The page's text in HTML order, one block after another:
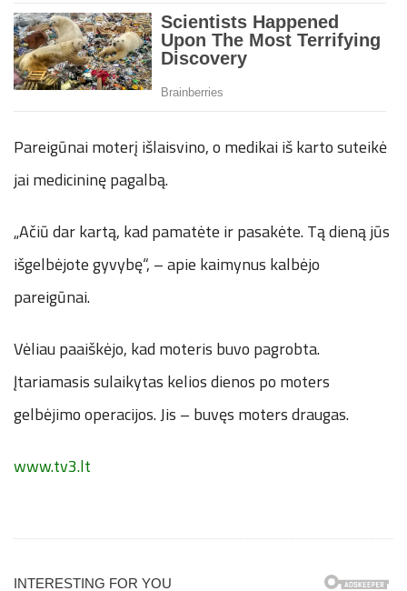
Pareigūnai moterį išlaisvino, o medikai iš karto suteikė
jai medicininę pagalbą.
„Ačiū dar kartą, kad pamatėte ir pasakėte. Tą dieną jūs
išgelbėjote gyvybę“, – apie kaimynus kalbėjo
pareigūnai.
Vėliau paaiškėjo, kad moteris buvo pagrobta.
Įtariamasis sulaikytas kelios dienos po moters
gelbėjimo operacijos. Jis – buvęs moters draugas.
www.tv3.lt